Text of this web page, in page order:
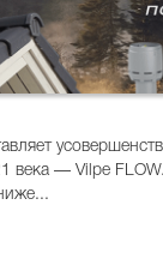
века — Vilpe